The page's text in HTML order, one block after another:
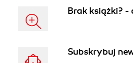
Brak książki? -
Subskrybuj